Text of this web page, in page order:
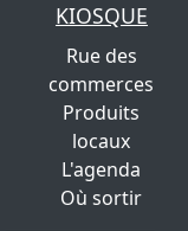
KIOSQUE
Rue des
commerces
Produits
locaux
L'agenda
Où sortir